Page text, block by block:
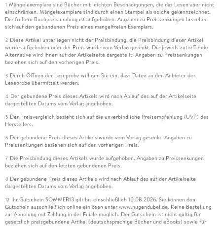
1 Mängelexemplare sind Bücher mit leichten Beschädigungen, die das Lesen aber nicht
einschränken. Mängelexemplare sind durch einen Stempel als solche gekennzeichnet.
Die frühere Buchpreisbindung ist aufgehoben. Angaben zu Preissenkungen beziehen
sich auf den gebundenen Preis eines mangelfreien Exemplars.
2 Diese Artikel unterliegen nicht der Preisbindung, die Preisbindung dieser Artikel
wurde aufgehoben oder der Preis wurde vom Verlag gesenkt. Die jeweils zutreffende
Alternative wird Ihnen auf der Artikelseite dargestellt. Angaben zu Preissenkungen
beziehen sich auf den vorherigen Preis.
3 Durch Öffnen der Leseprobe willigen Sie ein, dass Daten an den Anbieter der
Leseprobe übermittelt werden.
4 Der gebundene Preis dieses Artikels wird nach Ablauf des auf der Artikelseite
dargestellten Datums vom Verlag angehoben.
5 Der Preisvergleich bezieht sich auf die unverbindliche Preisempfehlung (UVP) des
Herstellers.
6 Der gebundene Preis dieses Artikels wurde vom Verlag gesenkt. Angaben zu
Preissenkungen beziehen sich auf den vorherigen Preis.
7 Die Preisbindung dieses Artikels wurde aufgehoben. Angaben zu Preissenkungen
beziehen sich auf den letzten gebundenen Preis.
8 Der gebundene Preis dieses Artikels wird nach Ablauf des auf der Artikelseite
dargestellten Datums vom Verlag angehoben.
12 Ihr Gutschein SOMMER13 gilt bis einschließlich 10.08.2026. Sie können den
Gutschein ausschließlich online einlösen unter www.hugendubel.de. Keine Bestellung
zur Abholung mit Zahlung in der Filiale möglich. Der Gutschein ist nicht gültig für
gesetzlich preisgebundene Artikel (deutschsprachige Bücher und eBooks) sowie für